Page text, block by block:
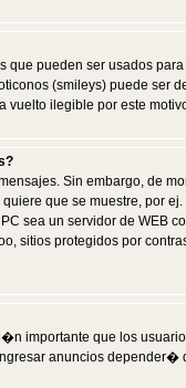
pueden ser usados
(smileys) puede
vuelto ilegible por este
Sin embargo, de
que se muestre, por
sea un servidor de
sitios protegidos por
importante que los
anuncios